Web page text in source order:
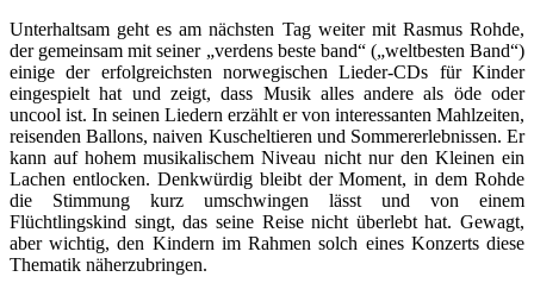
Unterhaltsam geht es am nächsten Tag weiter mit Rasmus Rohde,
der gemeinsam mit seiner „verdens beste band“ („weltbesten Band“)
einige der erfolgreichsten norwegischen Lieder-CDs für Kinder
eingespielt hat und zeigt, dass Musik alles andere als öde oder
uncool ist. In seinen Liedern erzählt er von interessanten Mahlzeiten,
reisenden Ballons, naiven Kuscheltieren und Sommererlebnissen. Er
kann auf hohem musikalischem Niveau nicht nur den Kleinen ein
Lachen entlocken. Denkwürdig bleibt der Moment, in dem Rohde
die Stimmung kurz umschwingen lässt und von einem
Flüchtlingskind singt, das seine Reise nicht überlebt hat. Gewagt,
aber wichtig, den Kindern im Rahmen solch eines Konzerts diese
Thematik näherzubringen.